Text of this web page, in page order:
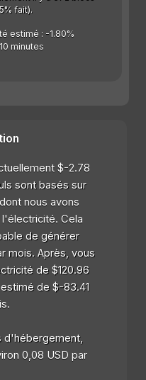
fait).
estimé : -1.80%
minutes
$-2.78
sont basés sur
nous avons
Cela
de générer
mois. Après, vous
de $120.96
de $-83.41
d'hébergement,
0,08 USD par